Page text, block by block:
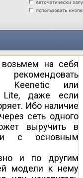
на себя
Keenetic или
даже если
Ибо наличие
сеть одного
выручить в
с основным
и по другим
модели к нему